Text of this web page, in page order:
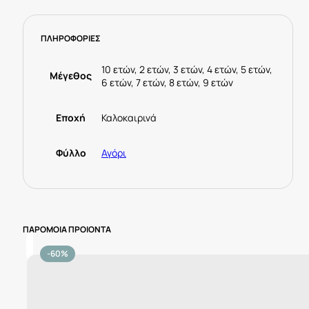
Μπλέ
ΠΛΗΡΟΦΟΡΙΕΣ
Μέγεθος
10 ετών, 2 ετών, 3 ετών, 4 ετών, 5 ετών,
6 ετών, 7 ετών, 8 ετών, 9 ετών
Εποχή Καλοκαιρινά
Φύλλο Αγόρι
ΠΑΡΟΜΟΙΑ ΠΡΟΙΟΝΤΑ
-60%